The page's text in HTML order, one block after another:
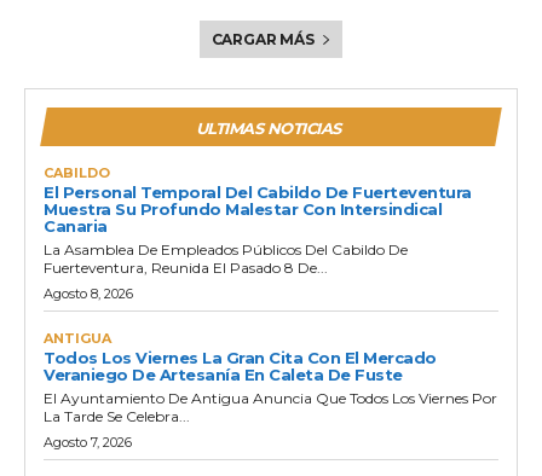
CARGAR MÁS
ULTIMAS NOTICIAS
CABILDO
El Personal Temporal Del Cabildo De Fuerteventura
Muestra Su Profundo Malestar Con Intersindical
Canaria
La Asamblea De Empleados Públicos Del Cabildo De
Fuerteventura, Reunida El Pasado 8 De...
Agosto 8, 2026
ANTIGUA
Todos Los Viernes La Gran Cita Con El Mercado
Veraniego De Artesanía En Caleta De Fuste
El Ayuntamiento De Antigua Anuncia Que Todos Los Viernes Por
La Tarde Se Celebra...
Agosto 7, 2026